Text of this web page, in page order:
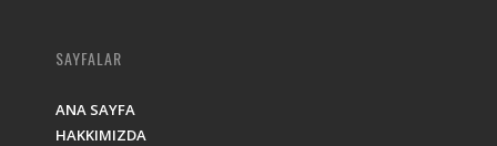
SAYFALAR
ANA SAYFA
HAKKIMIZDA